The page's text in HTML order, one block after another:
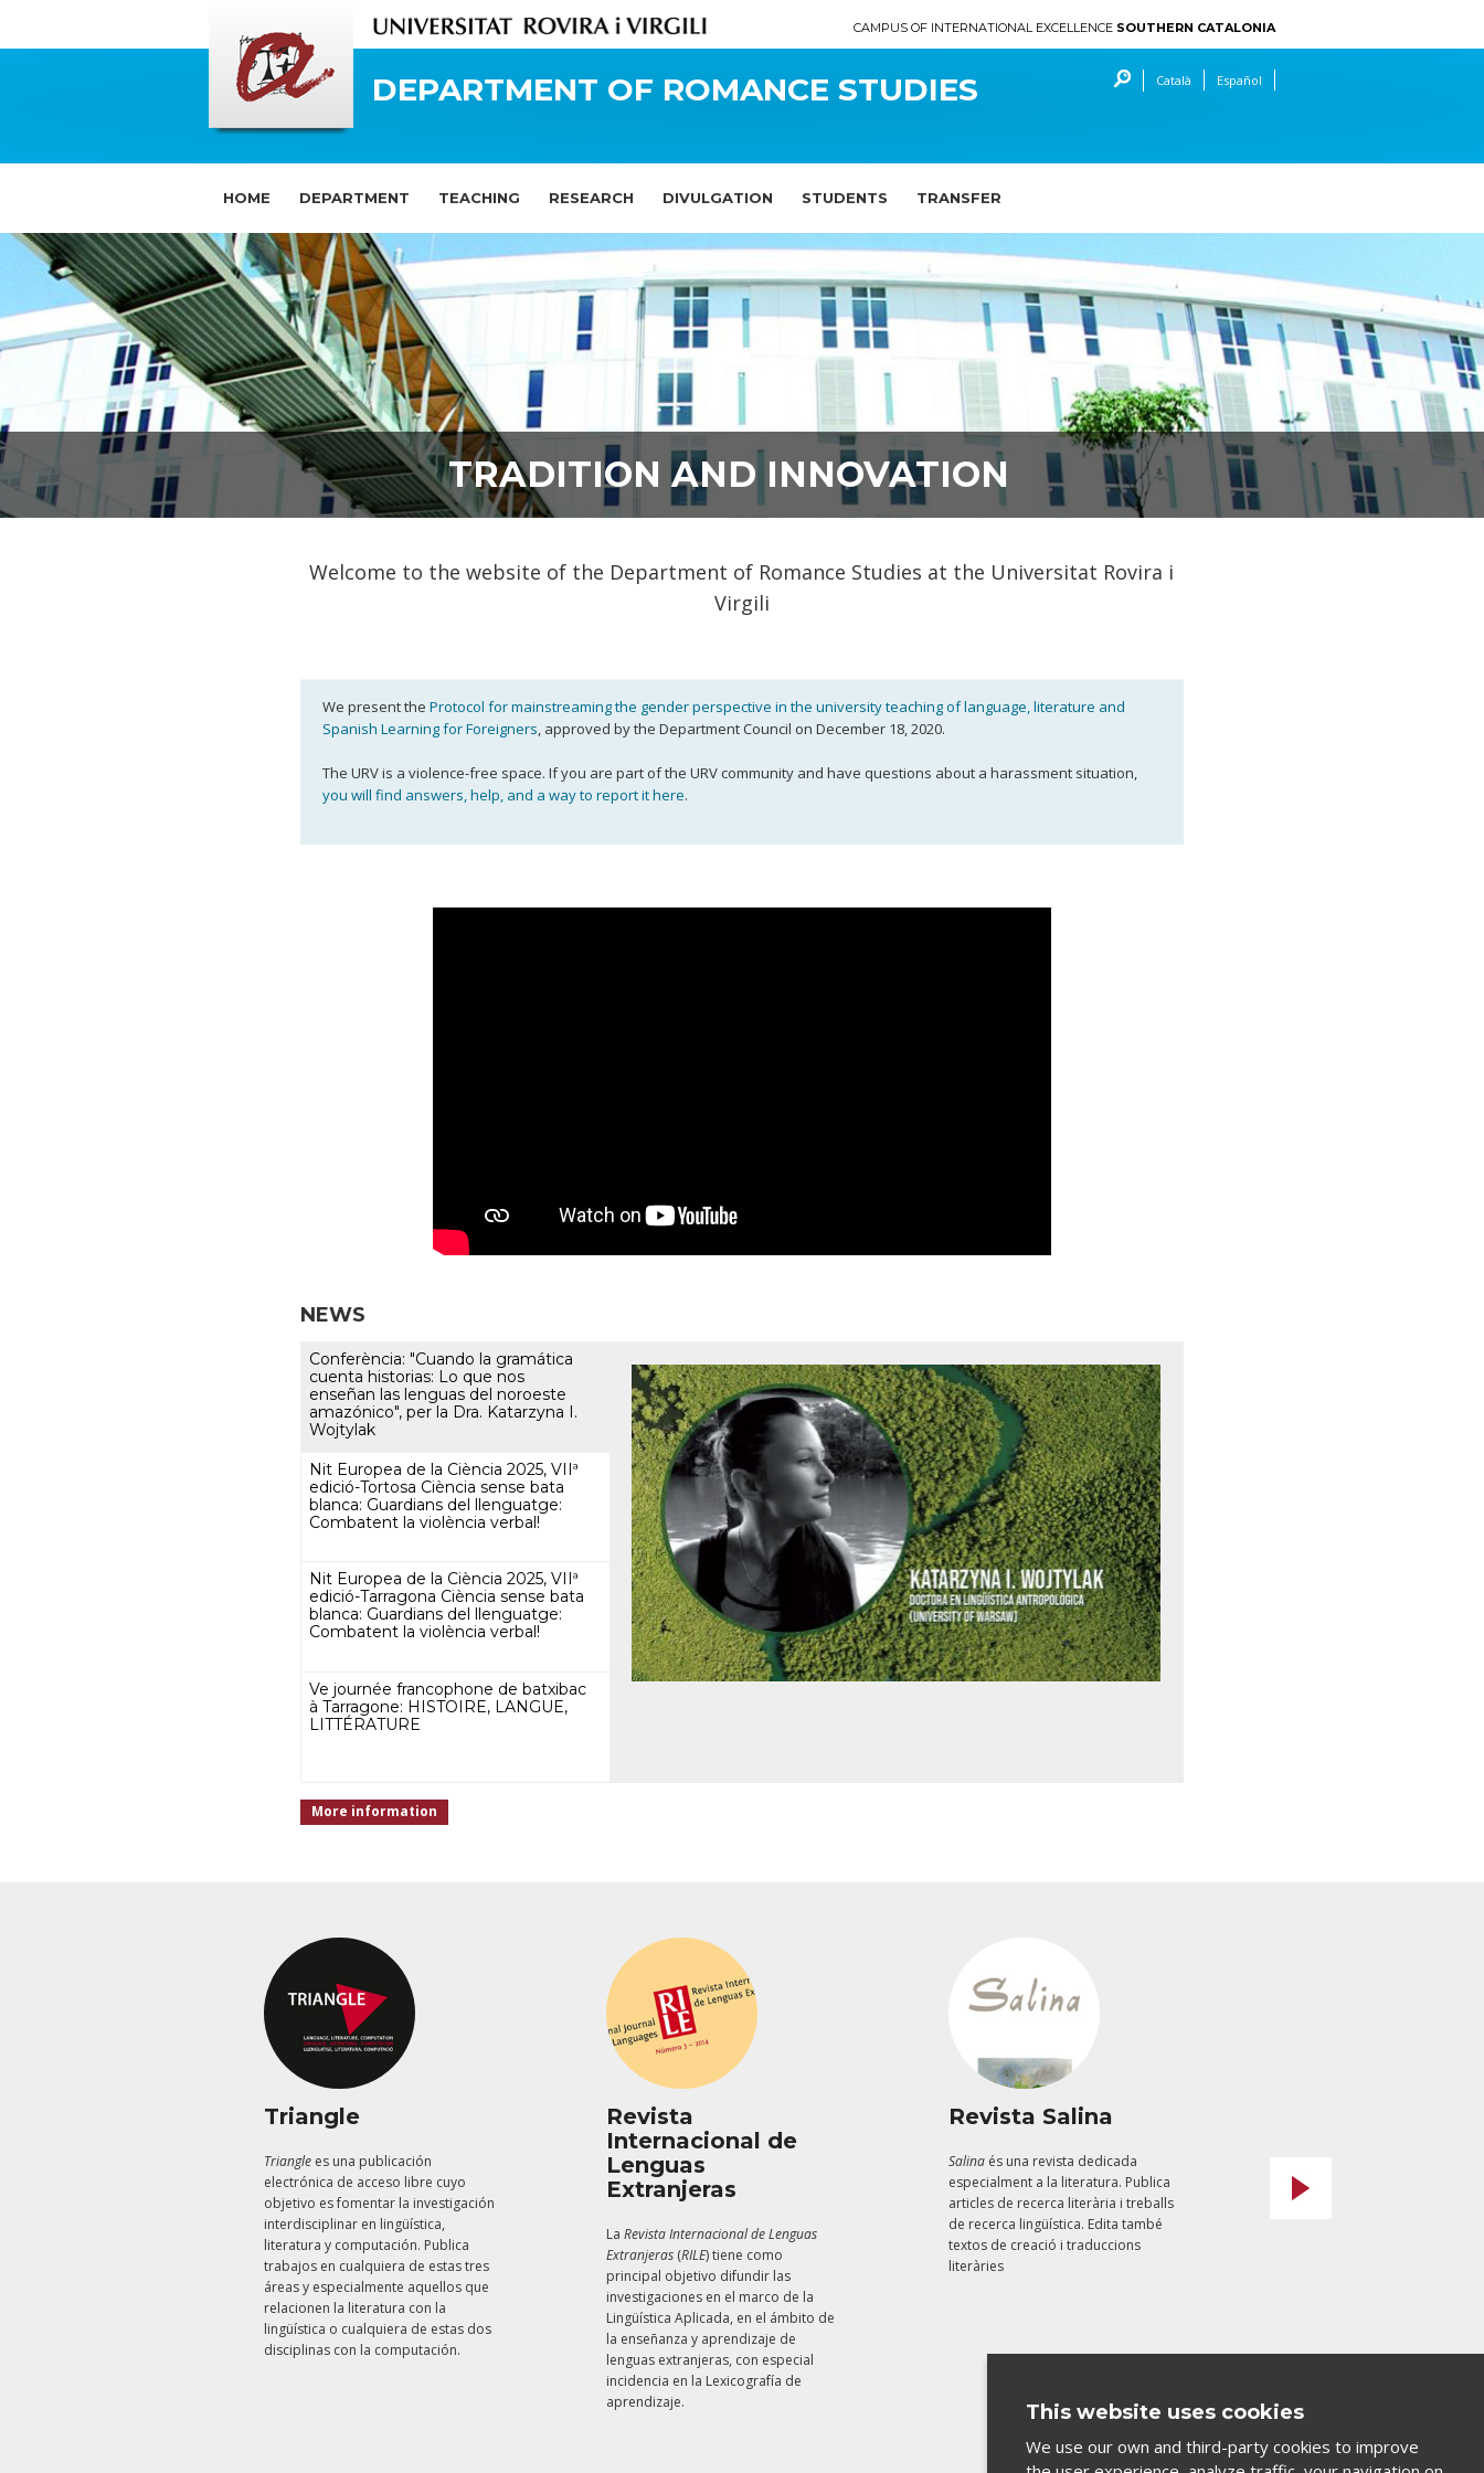
CAMPUS OF INTERNATIONAL EXCELLENCE SOUTHERN CATALONIA
DEPARTMENT OF ROMANCE STUDIES Català Español
HOME DEPARTMENT TEACHING RESEARCH DIVULGATION STUDENTS TRANSFER
TRADITION AND INNOVATION
Welcome to the website of the Department of Romance Studies at the Universitat Rovira i
Virgili
We present the Protocol for mainstreaming the gender perspective in the university teaching of language, literature and
Spanish Learning for Foreigners, approved by the Department Council on December 18, 2020.
The URV is a violence-free space. If you are part of the URV community and have questions about a harassment situation,
you will find answers, help, and a way to report it here.
NEWS
Conferència: "Cuando la gramática
cuenta historias: Lo que nos
enseñan las lenguas del noroeste
amazónico", per la Dra. Katarzyna I.
Wojtylak
Nit Europea de la Ciència 2025, VIIª
edició-Tortosa Ciència sense bata
blanca: Guardians del llenguatge:
Combatent la violència verbal!
Nit Europea de la Ciència 2025, VIIª
edició-Tarragona Ciència sense bata
blanca: Guardians del llenguatge:
Combatent la violència verbal!
Ve journée francophone de batxibac
à Tarragone: HISTOIRE, LANGUE,
LITTÉRATURE
More information
Triangle
Triangle es una publicación
electrónica de acceso libre cuyo
objetivo es fomentar la investigación
interdisciplinar en lingüística,
literatura y computación. Publica
trabajos en cualquiera de estas tres
áreas y especialmente aquellos que
relacionen la literatura con la
lingüística o cualquiera de estas dos
disciplinas con la computación.
Revista
Internacional de
Lenguas
Extranjeras
La Revista Internacional de Lenguas
Extranjeras (RILE) tiene como
principal objetivo difundir las
investigaciones en el marco de la
Lingüística Aplicada, en el ámbito de
la enseñanza y aprendizaje de
lenguas extranjeras, con especial
incidencia en la Lexicografía de
aprendizaje.
Revista Salina
Salina és una revista dedicada
especialment a la literatura. Publica
articles de recerca literària i treballs
de recerca lingüística. Edita també
textos de creació i traduccions
literàries
Si tens interès en rebre
sobre les
teves dades per informar-te.
This website uses cookies
We use our own and third-party cookies to improve